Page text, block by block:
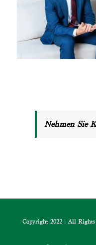
Nehmen Sie
Copyright 2022 | All